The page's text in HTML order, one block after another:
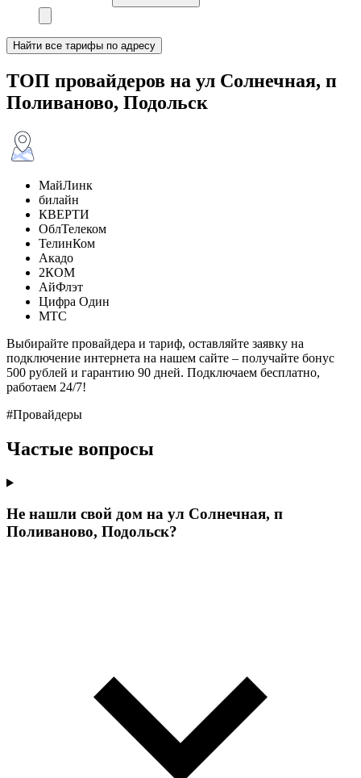
Найти все тарифы по адресу
ТОП провайдеров на ул Солнечная, п
Поливаново, Подольск
МайЛинк
билайн
КВЕРТИ
ОблТелеком
ТелинКом
Акадо
2КОМ
АйФлэт
Цифра Один
МТС
Выбирайте провайдера и тариф, оставляйте заявку на
подключение интернета на нашем сайте – получайте бонус
500 рублей и гарантию 90 дней. Подключаем бесплатно,
работаем 24/7!
#Провайдеры
Частые вопросы
Не нашли свой дом на ул Солнечная, п
Поливаново, Подольск?